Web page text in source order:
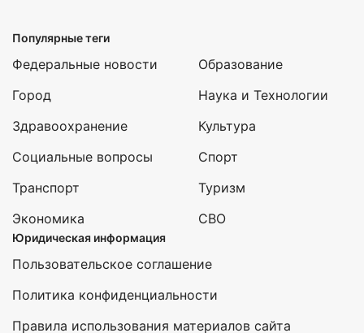
Популярные теги
Федеральные новости
Город
Здравоохранение
Социальные вопросы
Транспорт
Экономика
Образование
Наука и Технологии
Культура
Спорт
Туризм
СВО
Юридическая информация
Пользовательское соглашение
Политика конфиденциальности
Правила использования материалов сайта